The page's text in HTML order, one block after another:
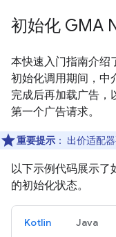
初始化 GMA
本快速入门指南介绍
初始化调用期间，中
完成后再加载广告，
第一个广告请求。
重要提示 ： 出价适配
以下示例代码展示了
的初始化状态。
Kotlin Java